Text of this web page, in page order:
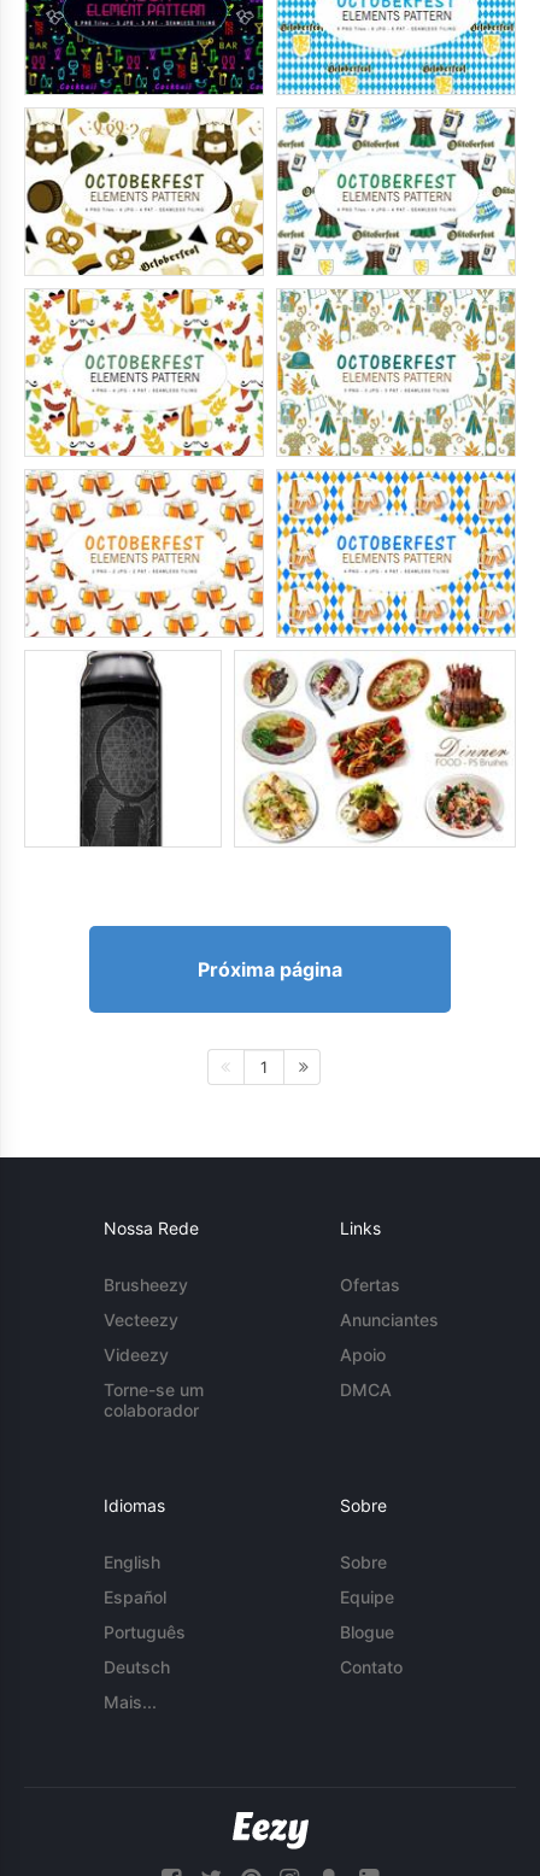
Próxima página
1
Nossa Rede
Brusheezy
Vecteezy
Videezy
Torne-se um
colaborador
Links
Ofertas
Anunciantes
Apoio
DMCA
Idiomas
English
Español
Português
Deutsch
Mais...
Sobre
Sobre
Equipe
Blogue
Contato